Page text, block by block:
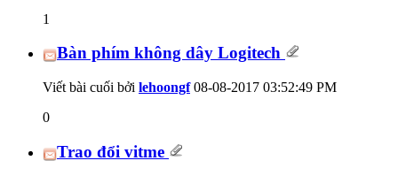
1
Bàn phím không dây Logitech
Viết bài cuối bởi lehoongf08-08-2017 03:52:49 PM
0
Trao đổi vitme